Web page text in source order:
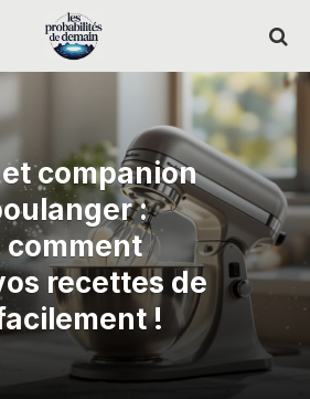
companion
:
comment
recettes de
!